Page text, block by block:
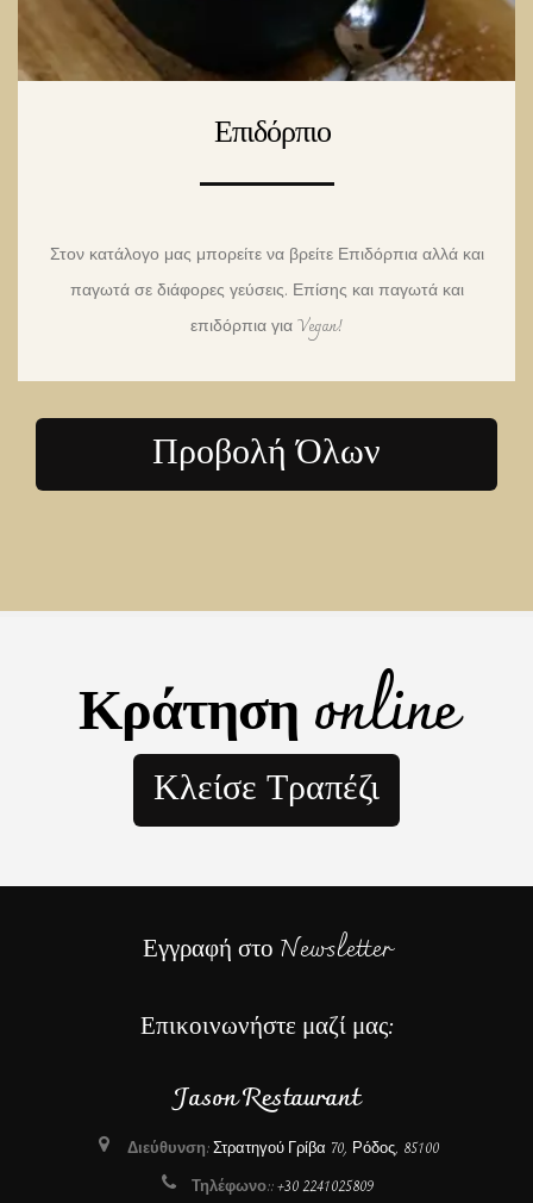
Επιδόρπιο
Στον κατάλογο μας μπορείτε να βρείτε Επιδόρπια αλλά και
παγωτά σε διάφορες γεύσεις. Επίσης και παγωτά και
επιδόρπια για Vegan!
Προβολή Όλων
Κράτηση online
Κλείσε Τραπέζι
Εγγραφή στο Newsletter
Επικοινωνήστε μαζί μας:
Jason Restaurant
Διεύθυνση:Στρατηγού Γρίβα 70, Ρόδος, 85100
Τηλέφωνο::+30 2241025809